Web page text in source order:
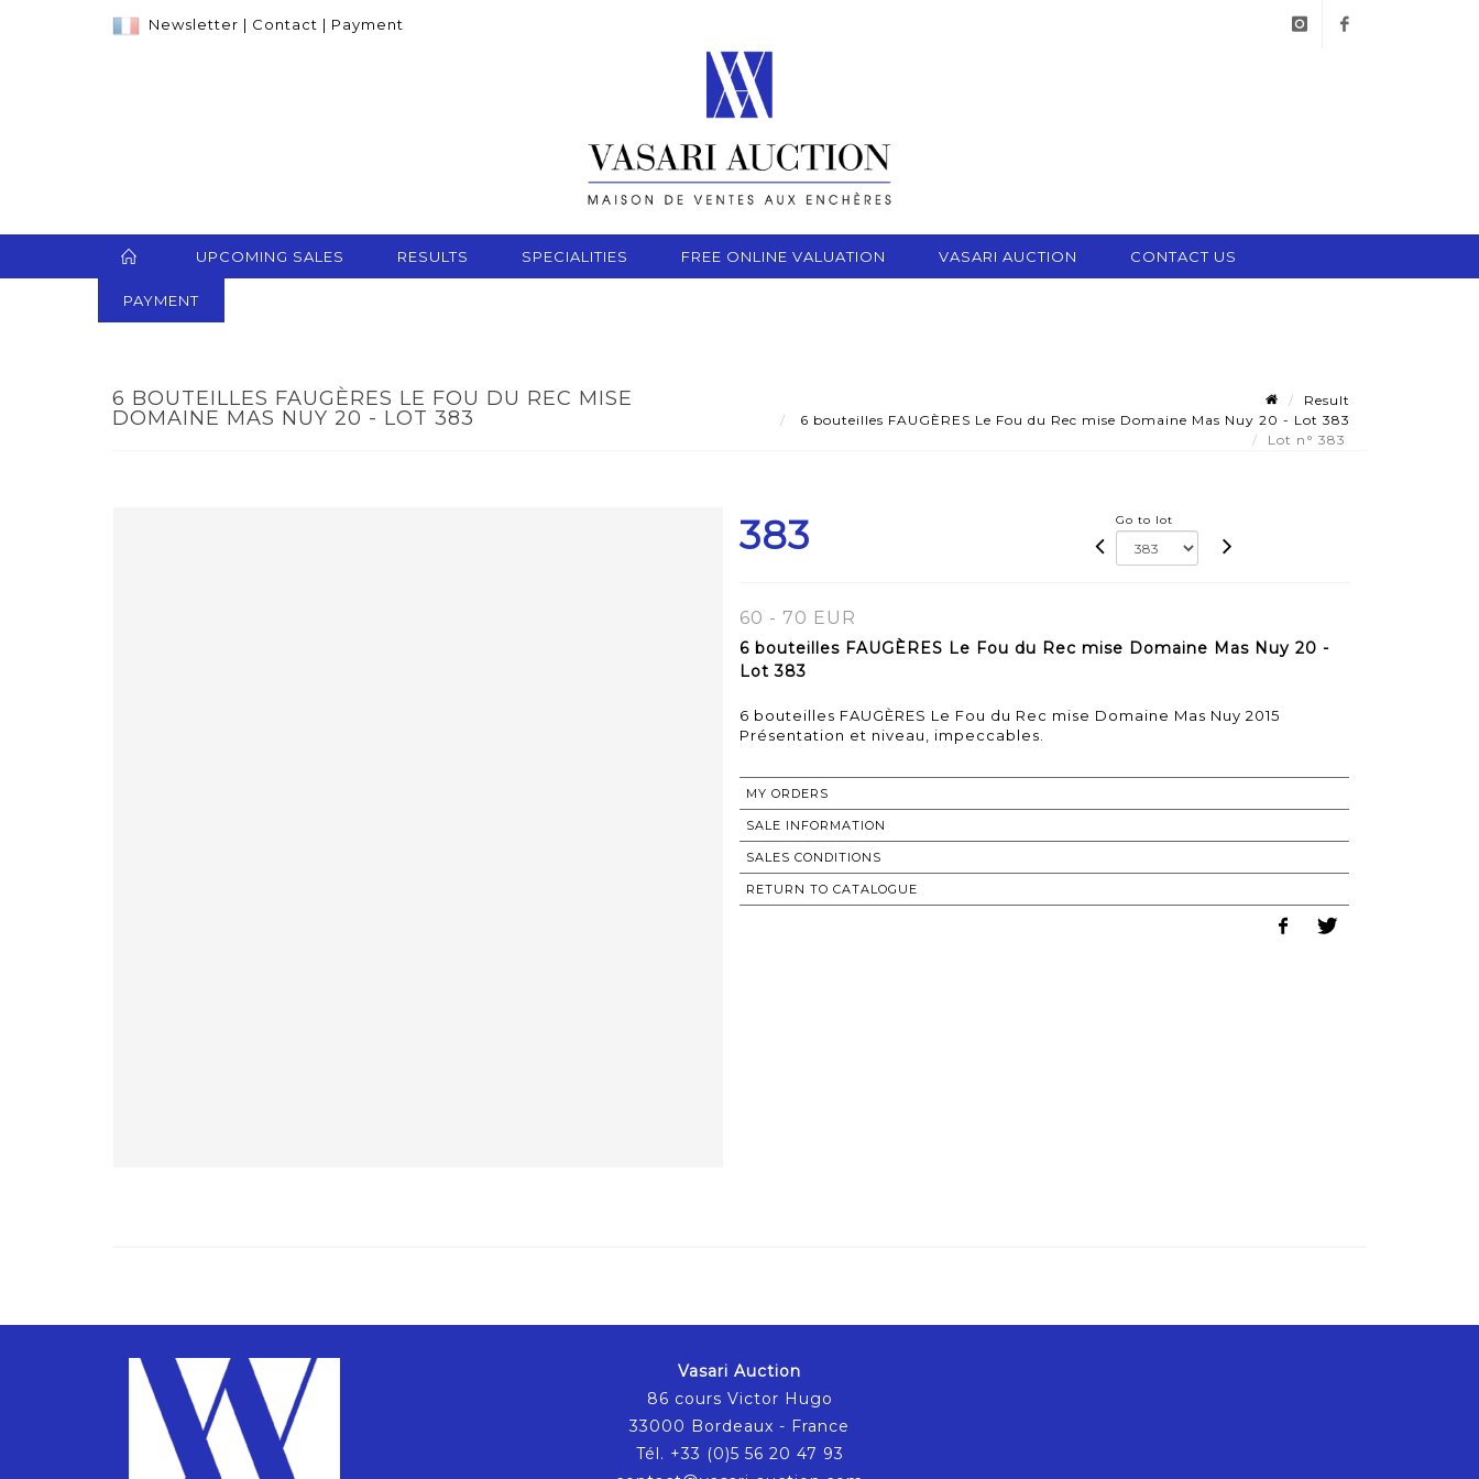
Newsletter | Contact | Payment
UPCOMING SALES RESULTS SPECIALITIES FREE ONLINE VALUATION VASARI AUCTION CONTACT US
PAYMENT
6 BOUTEILLES FAUGÈRES LE FOU DU REC MISE
DOMAINE MAS NUY 20 - LOT 383
Result
6 bouteilles FAUGÈRES Le Fou du Rec mise Domaine Mas Nuy 20 - Lot 383
Lot n° 383
383 Go to lot
60 - 70 EUR
6 bouteilles FAUGÈRES Le Fou du Rec mise Domaine Mas Nuy 20 -
Lot 383
6 bouteilles FAUGÈRES Le Fou du Rec mise Domaine Mas Nuy 2015
MY ORDERS
SALE INFORMATION
SALES CONDITIONS
RETURN TO CATALOGUE
Vasari Auction
86 cours Victor Hugo
33000 Bordeaux - France
Tél. +33 (0)5 56 20 47 93